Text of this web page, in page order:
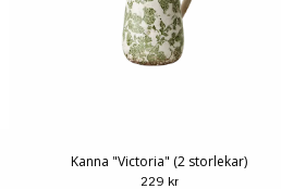
Kanna "Victoria" (2 storlekar)
229 kr